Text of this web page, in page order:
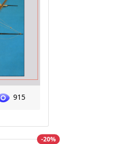
915
-20%